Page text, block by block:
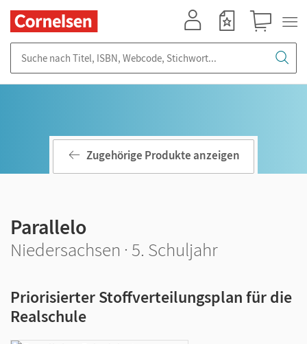
Zugehörige Produkte anzeigen
Parallelo
Niedersachsen · 5. Schuljahr
Priorisierter Stoffverteilungsplan für die
Realschule